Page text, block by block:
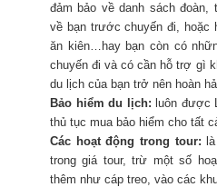
đảm bảo về danh sách đoàn,
về bạn trước chuyến đi, hoặc
ăn kiên…hay bạn còn có
chuyến đi và có cần hỗ trợ gì
du lịch của bạn trở nên hoàn
Bảo hiểm du lịch: luôn được
thủ tục mua bảo hiểm cho tất
Các hoạt động trong tour:
trong giá tour, trừ một số
thêm như cáp treo, vào các